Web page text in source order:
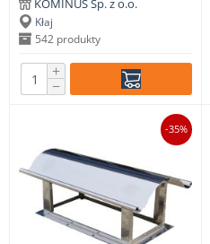
KOMINUS Sp. z o.o.
Kłaj
542 produkty
+
−
-35%